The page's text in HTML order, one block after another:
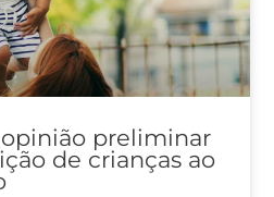
opinião preliminar
de crianças ao